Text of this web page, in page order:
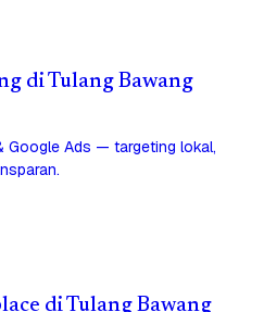
di Tulang Bawang
Google Ads — targeting lokal,
di Tulang Bawang